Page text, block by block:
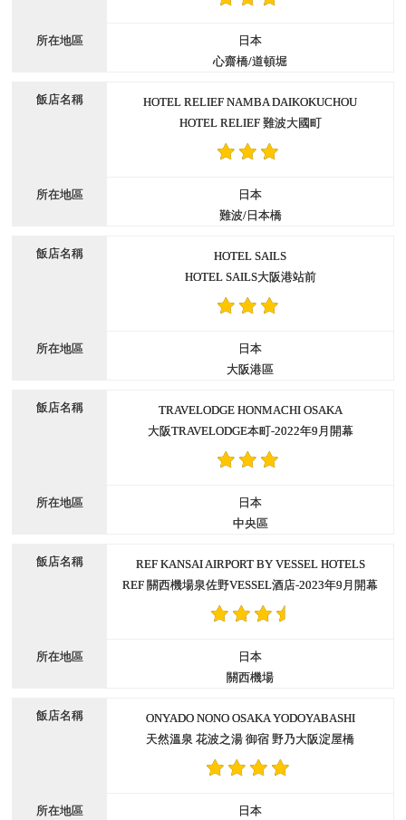
日本
心齋橋/道頓堀
HOTEL RELIEF NAMBA DAIKOKUCHOU
HOTEL RELIEF 難波大國町
日本
難波/日本橋
HOTEL SAILS
HOTEL SAILS大阪港站前
日本
大阪港區
TRAVELODGE HONMACHI OSAKA
大阪TRAVELODGE本町-2022年9月開幕
日本
中央區
REF KANSAI AIRPORT BY VESSEL HOTELS
REF 關西機場泉佐野VESSEL酒店-2023年9月開幕
日本
關西機場
ONYADO NONO OSAKA YODOYABASHI
天然溫泉 花波之湯 御宿 野乃大阪淀屋橋
日本